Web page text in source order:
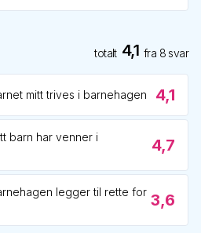
totalt 4,1 fra 8 svar
mitt trives i barnehagen 4,1
barn har venner i
4,7
legger til rette for 3,6